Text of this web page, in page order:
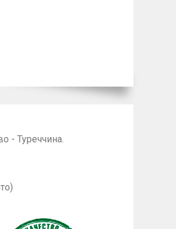
- Туреччина.